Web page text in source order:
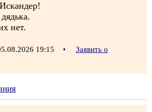
нет.
19:15 •
Заявить о